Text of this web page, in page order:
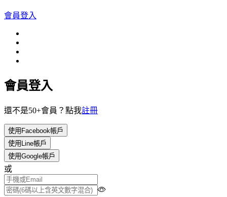
會員登入
會員登入
還不是50+會員？點我註冊
使用Facebook帳戶
使用Line帳戶
使用Google帳戶
或